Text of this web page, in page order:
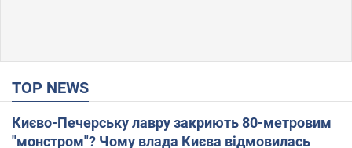
TOP NEWS
Києво-Печерську лавру закриють 80-метровим
"монстром"? Чому влада Києва відмовилась